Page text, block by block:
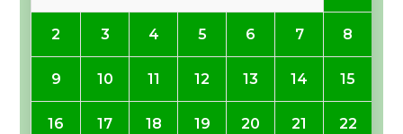
2 3 4 5 6 7 8
9 10 11 12 13 14 15
16 17 18 19 20 21 22